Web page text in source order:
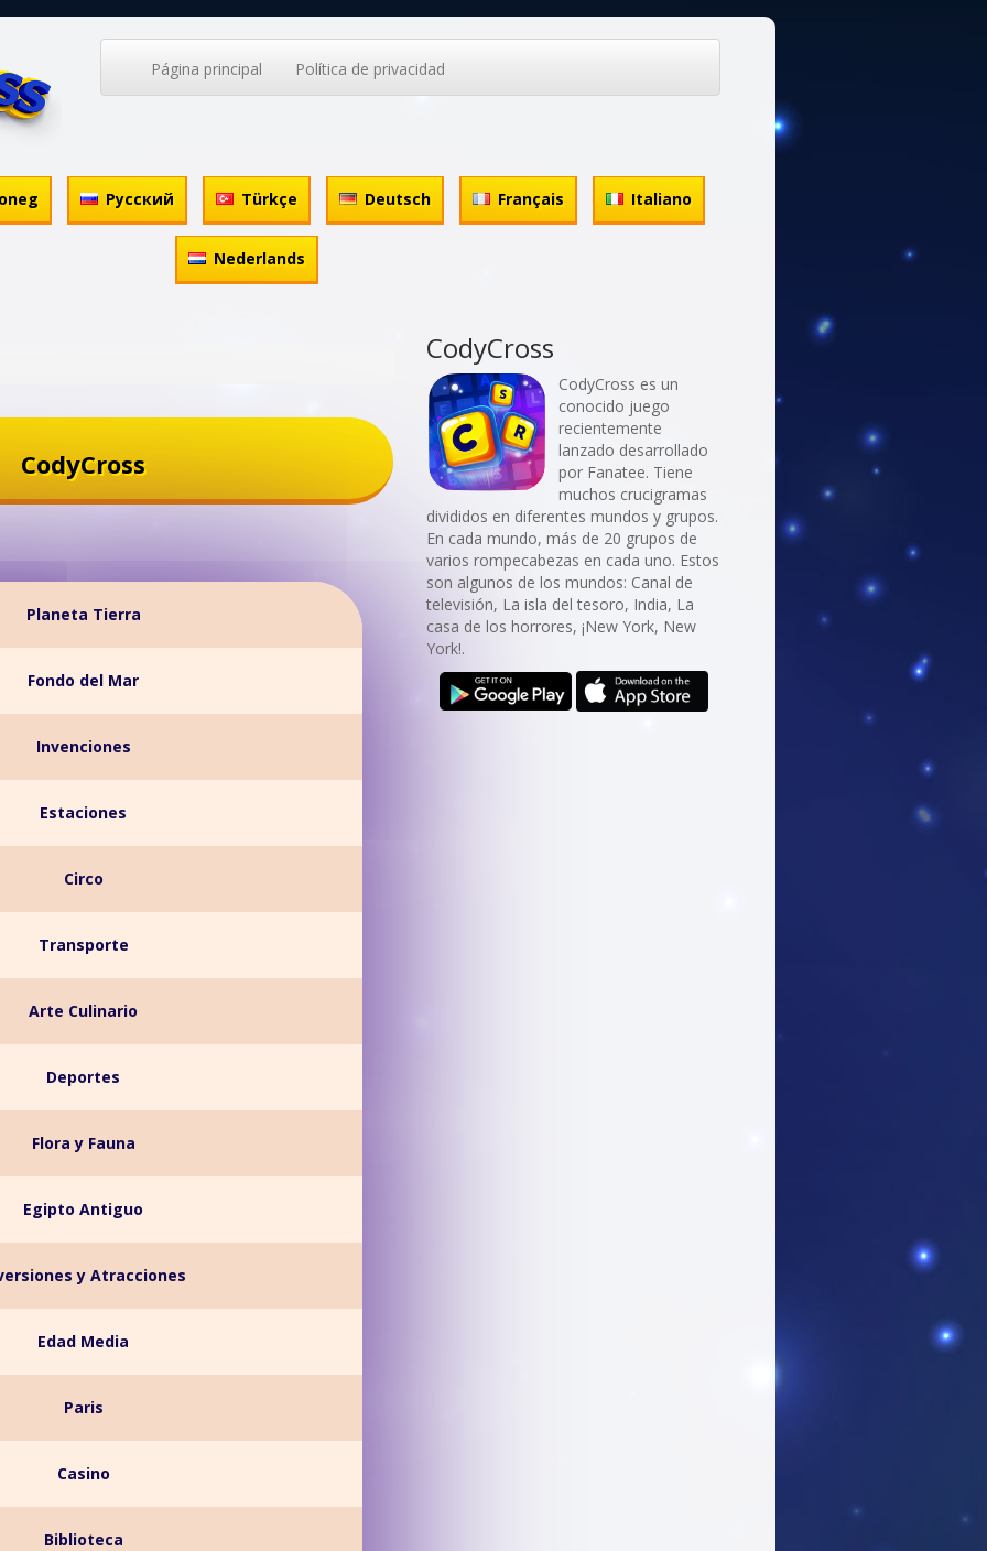
Página principal Política de privacidad
Русский Türkçe Deutsch Français Italiano
Nederlands
CodyCross
Planeta Tierra
Fondo del Mar
Invenciones
Estaciones
Circo
Transporte
Arte Culinario
Deportes
Flora y Fauna
Egipto Antiguo
y Atracciones
Edad Media
Paris
Casino
Biblioteca
CodyCross
CodyCross es un
conocido juego
recientemente
lanzado desarrollado
por Fanatee. Tiene
muchos crucigramas
divididos en diferentes mundos y grupos.
En cada mundo, más de 20 grupos de
varios rompecabezas en cada uno. Estos
son algunos de los mundos: Canal de
televisión, La isla del tesoro, India, La
casa de los horrores, ¡New York, New
York!.